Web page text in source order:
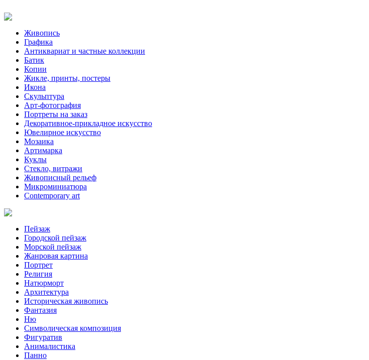
Живопись
Графика
Антиквариат и частные коллекции
Батик
Копии
Жикле, принты, постеры
Икона
Скульптура
Арт-фотография
Портреты на заказ
Декоративное-прикладное искусство
Ювелирное искусство
Мозаика
Артимарка
Куклы
Стекло, витражи
Живописный рельеф
Микроминиатюра
Contemporary art
Пейзаж
Городской пейзаж
Морской пейзаж
Жанровая картина
Портрет
Религия
Натюрморт
Архитектура
Историческая живопись
Фантазия
Ню
Символическая композиция
Фигуратив
Анималистикa
Панно